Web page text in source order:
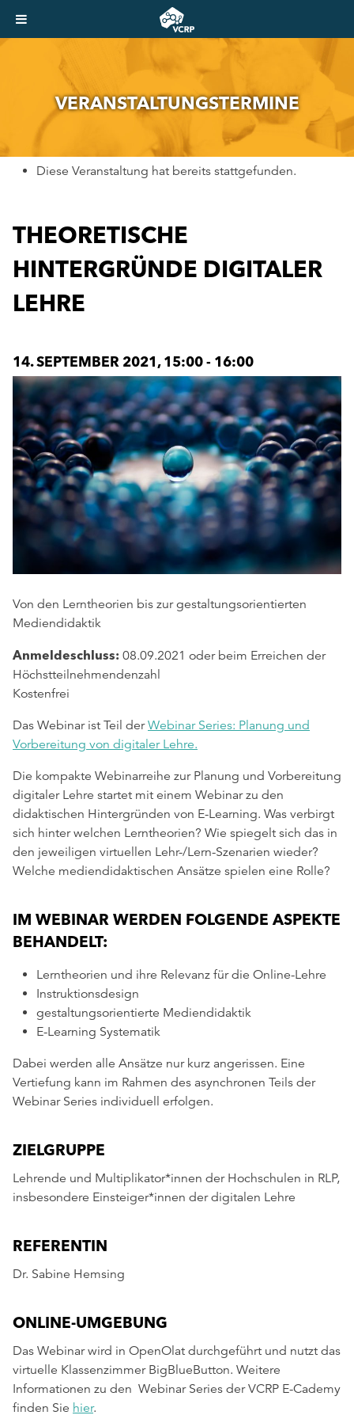
VER­AN­STAL­TUNGS­TER­MI­NE
Diese Veranstaltung hat bereits stattgefunden.
THEORETISCHE
HINTERGRÜNDE DIGITALER
LEHRE
14. SEPTEMBER 2021, 15:00- 16:00
Von den Lerntheorien bis zur gestaltungsorientierten
Mediendidaktik
Anmeldeschluss: 08.09.2021 oder beim Erreichen der
Höchstteilnehmendenzahl
Kostenfrei
Das Webinar ist Teil derWebinar Series: Planung und
Vorbereitung von digitaler Lehre.
Die kompakte Webinarreihe zur Planung und Vorbereitung
digitaler Lehre startet mit einem Webinar zu den
didaktischen Hintergründen von E-Learning. Was verbirgt
sich hinter welchen Lerntheorien? Wie spiegelt sich das in
den jeweiligen virtuellen Lehr-/Lern-Szenarien wieder?
Welche mediendidaktischen Ansätze spielen eine Rolle?
IM WEBINAR WERDEN FOLGENDE ASPEKTE
BEHANDELT:
Lerntheorien und ihre Relevanz für die Online-Lehre
Instruktionsdesign
gestaltungsorientierte Mediendidaktik
E-Learning Systematik
Dabei werden alle Ansätze nur kurz angerissen. Eine
Vertiefung kann im Rahmen des asynchronen Teils der
Webinar Series individuell erfolgen.
ZIELGRUPPE
Lehrende und Multiplikator*innen der Hochschulen in RLP,
insbesondere Einsteiger*innen der digitalen Lehre
REFERENTIN
Dr. Sabine Hemsing
ONLINE-UMGEBUNG
Das Webinar wird in OpenOlat durchgeführt und nutzt das
virtuelle Klassenzimmer BigBlueButton. Weitere
Informationen zu den Webinar Series der VCRP E-Cademy
finden Sie hier.